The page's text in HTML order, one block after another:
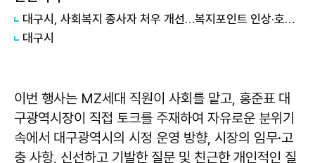
대구시, 사회복지 종사자 처우 개선…복지포인트 인상·호봉상한제 철폐
대구시
이번 행사는 MZ세대 직원이 사회를 맡고, 홍준표 대
구광역시장이 직접 토크를 주재하여 자유로운 분위기
속에서 대구광역시의 시정 운영 방향, 시장의 임무·고
충 사항, 신선하고 기발한 질문 및 친근한 개인적인 질